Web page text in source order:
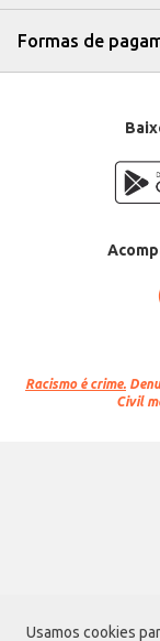
Usamos cookies
Formas de
Racismo é crime.
Civil